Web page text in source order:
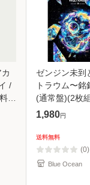
/
無
ゼンジン未到
トラウム〜銘
(通常盤)(2枚
1,980円
送料無料
(0)
Blue Ocean